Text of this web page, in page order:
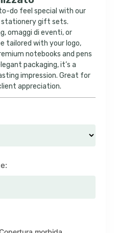
do feel special with our
gift sets.
, omaggi di eventi,or
tailored with your logo,
notebooks and pens
packaging,it’s a
impression. Great for
appreciation.